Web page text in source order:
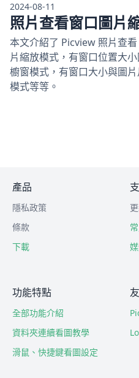
2024-08-11
照片查看窗口圖片
本文介紹了 Picview 照片查
片縮放模式，有窗口位置大
櫥窗模式，有窗口大小與圖
模式等等。
產品
隱私政策
條款
下載
功能特點
全部功能介紹
資料夾連續看圖教學
滑鼠、快捷鍵看圖設定